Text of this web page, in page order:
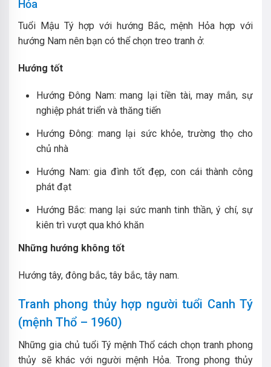
Hỏa
Tuổi Mậu Tý hợp với hướng Bắc, mệnh Hỏa hợp với
hướng Nam nên bạn có thể chọn treo tranh ở:
Hướng tốt
Hướng Đông Nam: mang lại tiền tài, may mắn, sự
nghiệp phát triển và thăng tiến
Hướng Đông: mang lại sức khỏe, trường thọ cho
chủ nhà
Hướng Nam: gia đình tốt đẹp, con cái thành công
phát đạt
Hướng Bắc: mang lại sức manh tinh thần, ý chí, sự
kiên trì vượt qua khó khăn
Những hướng không tốt
Hướng tây, đông bắc, tây bắc, tây nam.
Tranh phong thủy hợp người tuổi Canh Tý
(mệnh Thổ – 1960)
Những gia chủ tuổi Tý mệnh Thổ cách chọn tranh phong
thủy sẽ khác với người mệnh Hỏa. Trong phong thủy